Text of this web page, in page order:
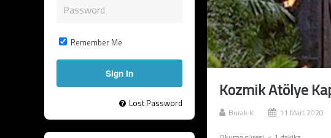
Kozmik Atölye
Burak K 11 Mart 2020
Remember Me
Lost Password